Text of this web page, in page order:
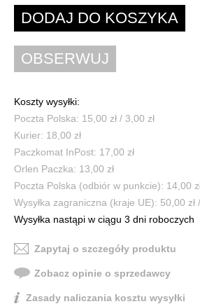
Koszty wysyłki:
Poczta Polska: 15,00 zł / 3,00 zł
Kurier: 18,00 zł
Paczkomat InPost: 17,00 zł
Orlen Paczka: 13,00 zł
Poczta Polska (odbiór w punkcie): 14,00
Wysyłka zagraniczna (kraje UE): 50,00 zł
Wysyłka nastąpi w ciągu 3 dni roboczych
Zapytaj o szczegóły produktu
Zobacz opinie o sprzedawcy
Zasady naliczania kosztu wysyłki